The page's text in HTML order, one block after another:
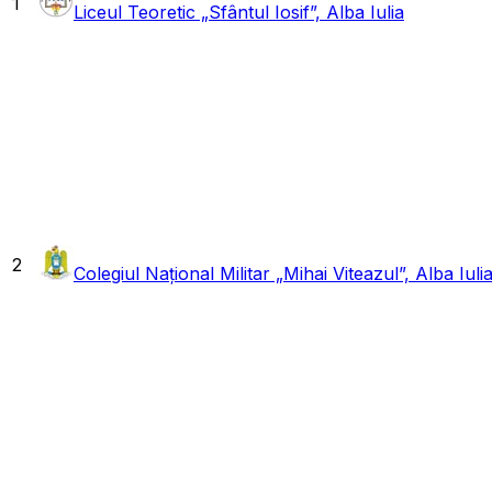
Liceul Teoretic „Sfântul Iosif”, Alba Iulia
2 Colegiul Național Militar „Mihai Viteazul”, Alba Iulia